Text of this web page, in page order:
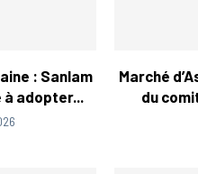
: Sanlam
à adopter...
Marché
du